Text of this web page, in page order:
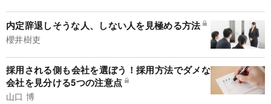
内定辞退しそうな人、しない人を見極める方法
櫻井樹吏
採用される側も会社を選ぼう！採用方法でダメな
会社を見分ける5つの注意点
山口 博